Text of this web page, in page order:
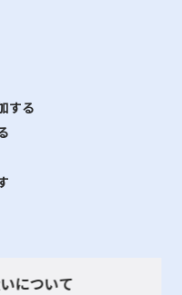
する
について